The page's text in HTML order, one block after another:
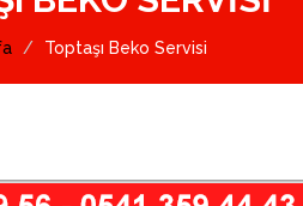
Toptaşı Beko Servisi